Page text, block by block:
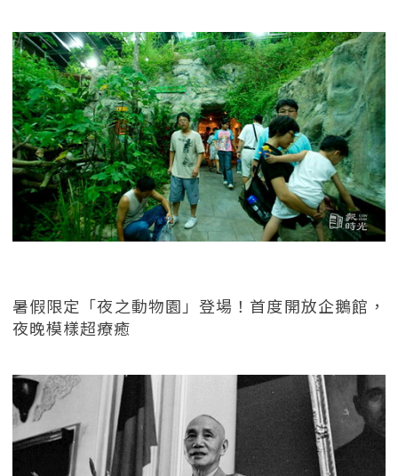
暑假限定「夜之動物園」登場！首度開放企鵝館，
夜晚模樣超療癒